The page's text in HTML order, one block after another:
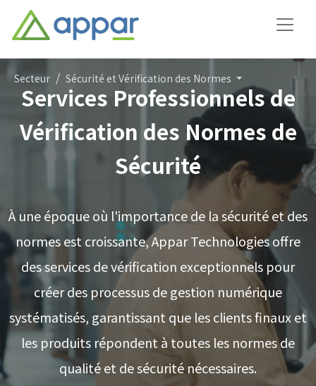
Secteur Sécurité et Vérification des Normes
Services Professionnels de
Vérification des Normes de
Sécurité
À une époque où l'importance de la sécurité et des
normes est croissante, Appar Technologies offre
des services de vérification exceptionnels pour
créer des processus de gestion numérique
systématisés, garantissant que les clients finaux et
les produits répondent à toutes les normes de
qualité et de sécurité nécessaires.